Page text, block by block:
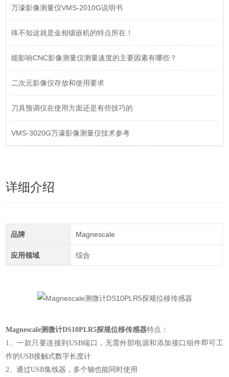
万濠影像测量仪VMS-2010G说明书
殊不知这就是金相镶嵌机的特点所在！
能影响CNC影像测量仪测量速度的主要因素有哪些？
二次元影像仪存放和使用要求
刀具预调仪在使用方面还是有些技巧的
VMS-3020G万濠影像测量仪技术参考
详细介绍
品牌 Magnescale
应用领域 综合
Magnescale测微计DS10PLR5探规位移传感器特点：
1、一款只要连接到USB端口，无需外部电源和添加接口组件即可工
作的USB接触式数字长度计
2、通过USB集线器，多个轴也能同时使用